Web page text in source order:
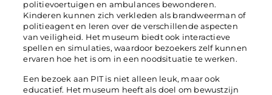
politievoertuigen en ambulances bewonderen.
Kinderen kunnen zich verkleden als brandweerman of
politieagent en leren over de verschillende aspecten
van veiligheid. Het museum biedt ook interactieve
spellen en simulaties, waardoor bezoekers zelf kunnen
ervaren hoe het is om in een noodsituatie te werken.
Een bezoek aan PIT is niet alleen leuk, maar ook
educatief. Het museum heeft als doel om bewustzijn